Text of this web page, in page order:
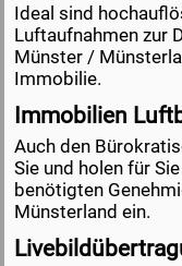
Ideal sind
Luftaufnahmen zur
Münster /
Immobilie.
Immobilien
Auch den
Sie und holen für
benötigten
Münsterland ein.